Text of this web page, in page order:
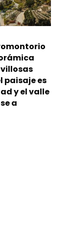
paisaje es
y el valle
a